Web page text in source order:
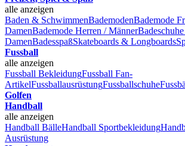
alle anzeigen
Baden & SchwimmenBademodenBademode
DamenBademode Herren / Männer
DamenBadesspaßSkateboards & Longboards
Fussball
alle anzeigen
Fussball BekleidungFussball Fan-
ArtikelFussballausrüstungFussballschuhe
Golfen
Handball
alle anzeigen
Handball BälleHandball Sportbekleidung
Ausrüstung